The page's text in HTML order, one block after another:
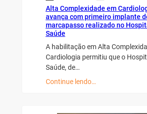
Alta Complexidade em
avança com primeiro implante
marcapasso realizado no
Saúde
A habilitação em Alta
Cardiologia permitiu que o
Saúde, de…
Continue lendo…